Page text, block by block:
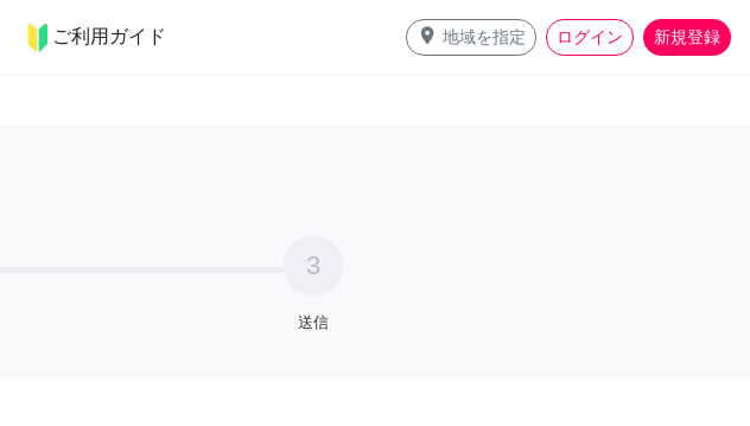
ご利用ガイド place 地域を指定 ログイン 新規登録
ペット 料理
3
送信